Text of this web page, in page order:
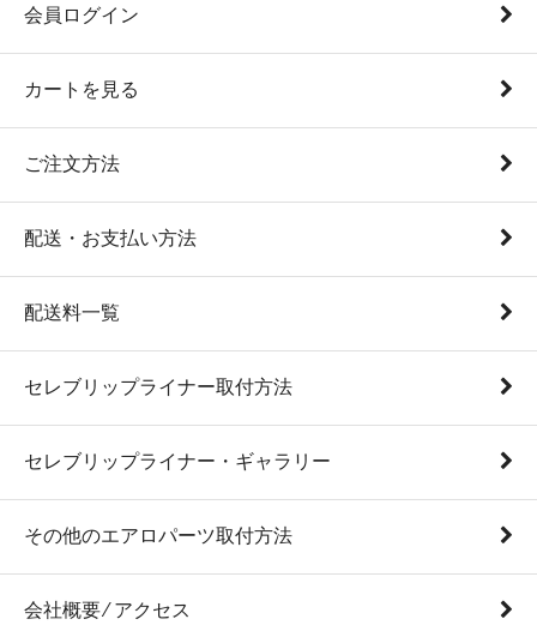
会員ログイン
カートを見る
ご注文方法
配送・お支払い方法
配送料一覧
セレブリップライナー取付方法
セレブリップライナー・ギャラリー
その他のエアロパーツ取付方法
会社概要 ⁄ アクセス